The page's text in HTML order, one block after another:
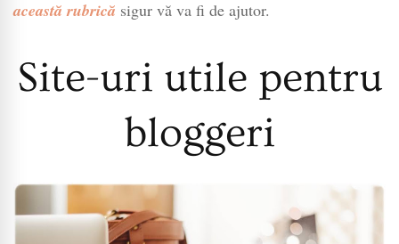
această rubrică sigur vă va fi de ajutor.
Site-uri utile pentru
bloggeri